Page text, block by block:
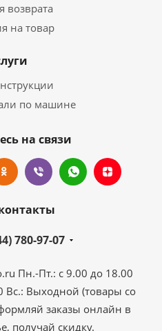
возврата
на товар
по машине
на связи
780-97-07
Пн.-Пт.: с 9.00 до 18.00
Вс.: Выходной (товары со
заказы онлайн в
получай скидку.